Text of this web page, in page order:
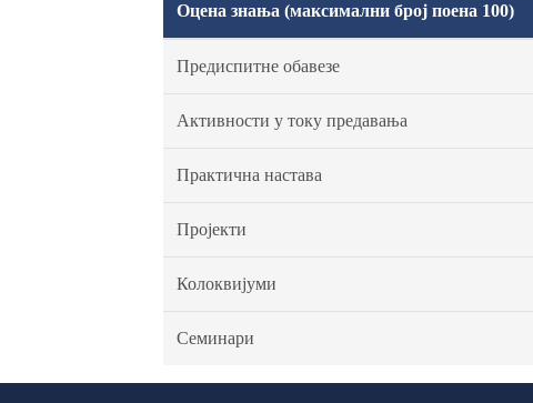
Оцена знања (максимални број поена 100)
Предиспитне обавезе
Активности у току предавања
Практична настава
Пројекти
Колоквијуми
Семинари